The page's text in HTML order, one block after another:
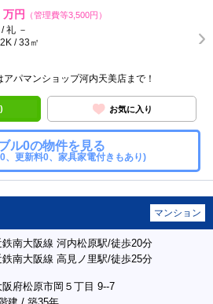
万円 （管理費等3,500円）
礼 －
/ 33㎡
パマンショップ河内天美店まで！
お気に入り
ル0の物件を見る
、更新料0、家具家電付きもあり)
マンション
鉄南大阪線 河内松原駅/徒歩20分
鉄南大阪線 高見ノ里駅/徒歩25分
阪府松原市岡５丁目 9--7